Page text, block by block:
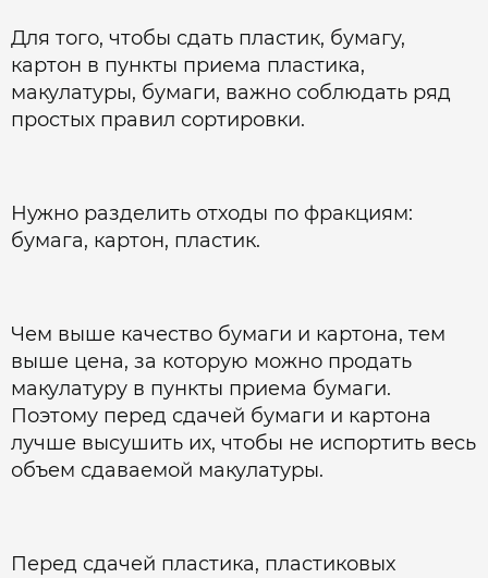
Для того, чтобы сдать пластик, бумагу,
картон в пункты приема пластика,
макулатуры, бумаги, важно соблюдать ряд
простых правил сортировки.
Нужно разделить отходы по фракциям:
бумага, картон, пластик.
Чем выше качество бумаги и картона, тем
выше цена, за которую можно продать
макулатуру в пункты приема бумаги.
Поэтому перед сдачей бумаги и картона
лучше высушить их, чтобы не испортить весь
объем сдаваемой макулатуры.
Перед сдачей пластика, пластиковых